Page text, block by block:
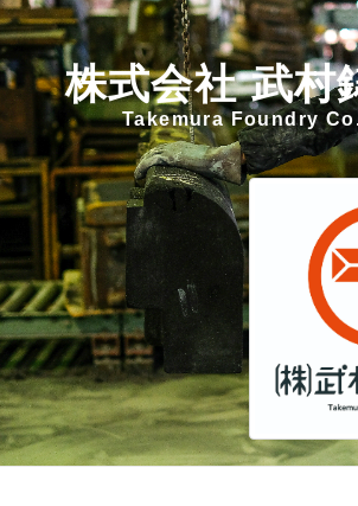
株式会社 武村
Takemura Foundry